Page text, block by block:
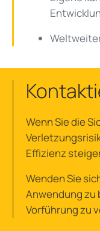
Wenn Sie die
Effizienz
Wenden Sie
Anwendung zu
Vorführung zu